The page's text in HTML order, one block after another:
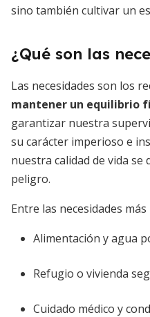
sino también cultivar un
¿Qué son las
Las necesidades son los
mantener un equilibrio
garantizar nuestra
su carácter imperioso e
nuestra calidad de vida
peligro.
Entre las necesidades
Alimentación y agua
Refugio o vivienda
Cuidado médico y